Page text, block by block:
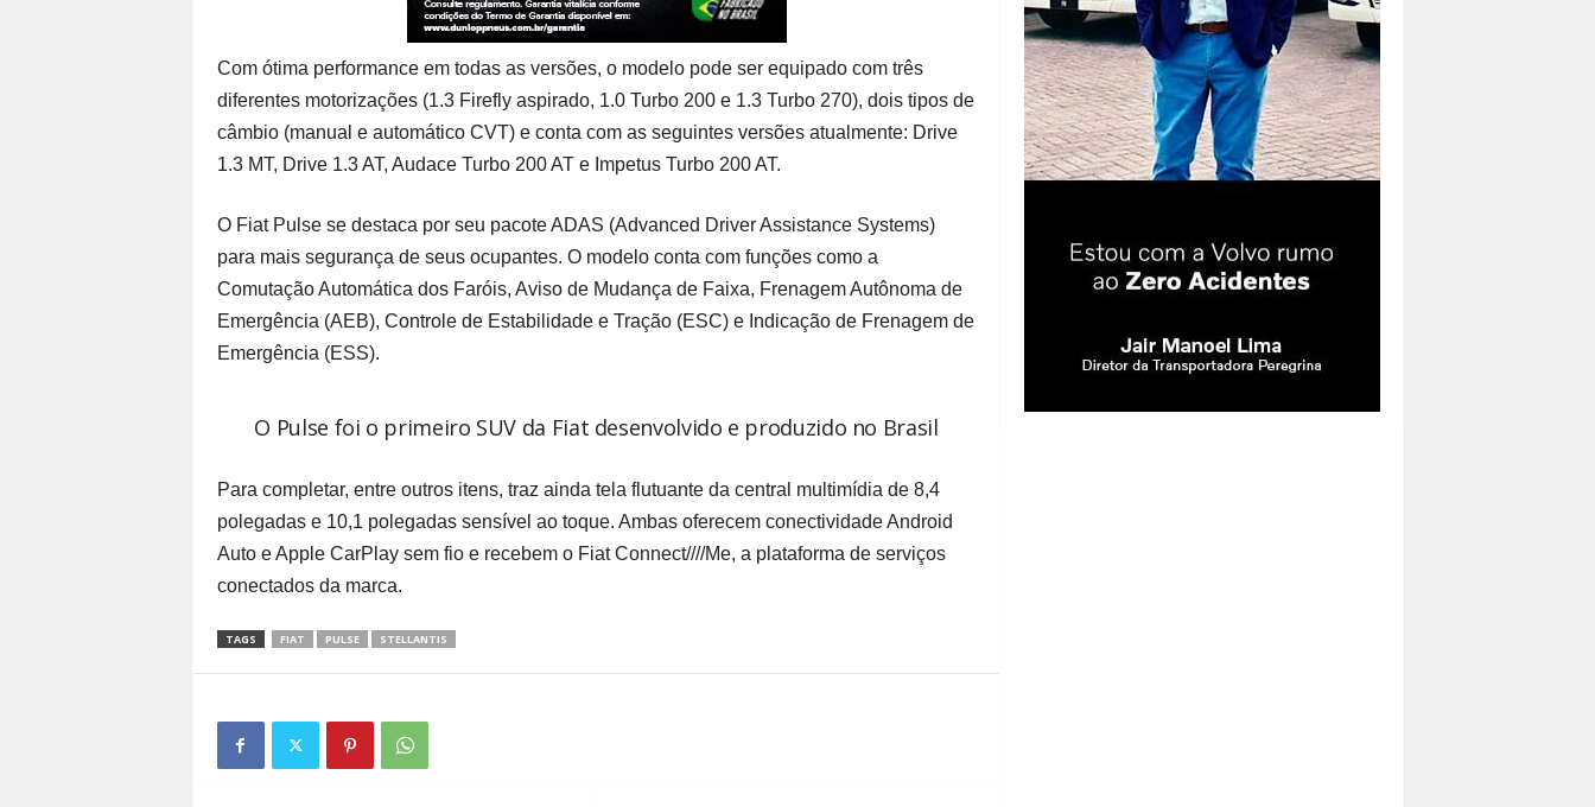
Com ótima performance em todas as versões, o modelo pode ser equipado com três
diferentes motorizações (1.3 Firefly aspirado, 1.0 Turbo 200 e 1.3 Turbo 270), dois tipos de
câmbio (manual e automático CVT) e conta com as seguintes versões atualmente: Drive
1.3 MT, Drive 1.3 AT, Audace Turbo 200 AT e Impetus Turbo 200 AT.
O Fiat Pulse se destaca por seu pacote ADAS (Advanced Driver Assistance Systems)
para mais segurança de seus ocupantes. O modelo conta com funções como a
Comutação Automática dos Faróis, Aviso de Mudança de Faixa, Frenagem Autônoma de
Emergência (AEB), Controle de Estabilidade e Tração (ESC) e Indicação de Frenagem de
Emergência (ESS).
O Pulse foi o primeiro SUV da Fiat desenvolvido e produzido no Brasil
Para completar, entre outros itens, traz ainda tela flutuante da central multimídia de 8,4
polegadas e 10,1 polegadas sensível ao toque. Ambas oferecem conectividade Android
Auto e Apple CarPlay sem fio e recebem o Fiat Connect////Me, a plataforma de serviços
conectados da marca.
TAGS FIAT PULSE STELLANTIS